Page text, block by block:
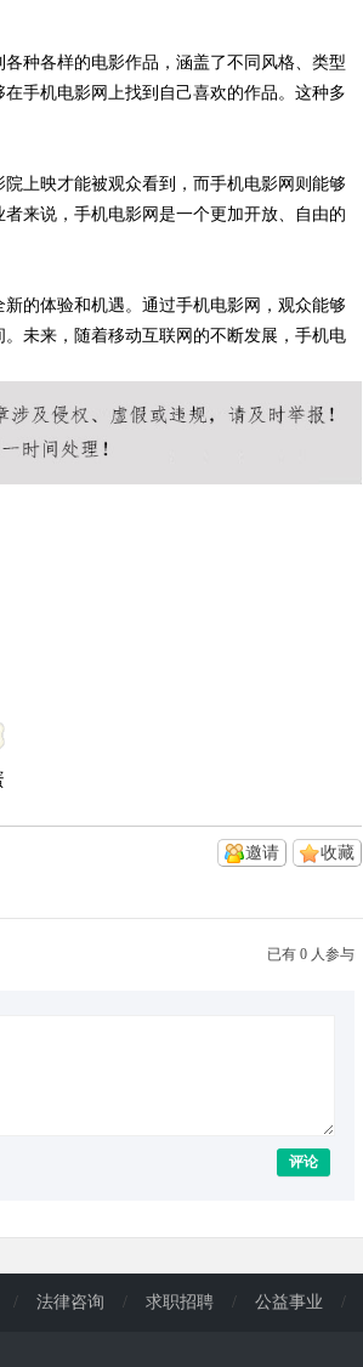
种各样的电影作品，涵盖了不同风格、类型
手机电影网上找到自己喜欢的作品。这种多
上映才能被观众看到，而手机电影网则能够
来说，手机电影网是一个更加开放、自由的
的体验和机遇。通过手机电影网，观众能够
未来，随着移动互联网的不断发展，手机电
收藏
邀请
已有 0 人参与
评论
/ 法律咨询 / 求职招聘 / 公益事业 /